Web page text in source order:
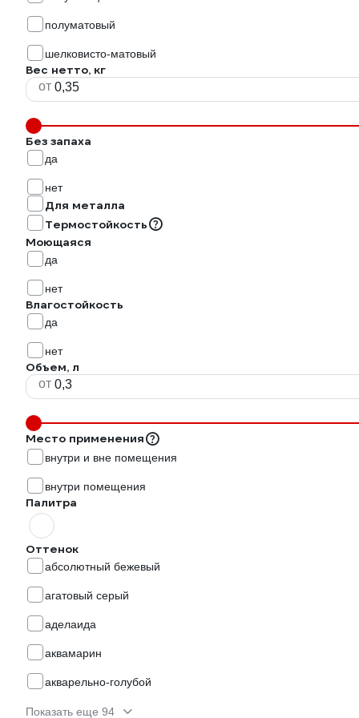
полуматовый
шелковисто-матовый
Вес нетто, кг
от
Без запаха
да
нет
Для металла
Термостойкость
Моющаяся
да
нет
Влагостойкость
да
нет
Объем, л
от
Место применения
внутри и вне помещения
внутри помещения
Палитра
Оттенок
абсолютный бежевый
агатовый серый
аделаида
аквамарин
акварельно-голубой
Показать еще 94